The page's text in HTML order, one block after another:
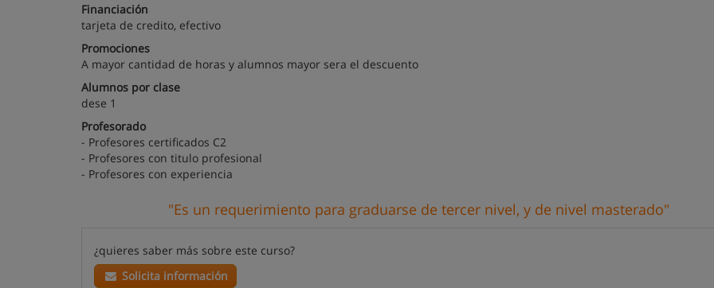
Financiación
tarjeta de credito, efectivo
Promociones
A mayor cantidad de horas y alumnos mayor sera el descuento
Alumnos por clase
dese 1
Profesorado
- Profesores certificados C2
- Profesores con titulo profesional
- Profesores con experiencia
"Es un requerimiento para graduarse de tercer nivel, y de nivel masterado"
¿quieres saber más sobre este curso?
Solicita información